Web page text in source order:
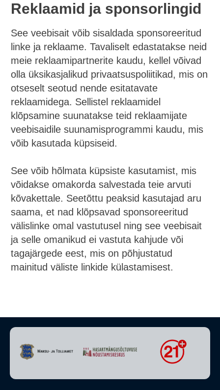
Reklaamid ja sponsorlingid
See veebisait võib sisaldada sponsoreeritud
linke ja reklaame. Tavaliselt edastatakse neid
meie reklaamipartnerite kaudu, kellel võivad
olla üksikasjalikud privaatsuspoliitikad, mis on
otseselt seotud nende esitatavate
reklaamidega. Sellistel reklaamidel
klõpsamine suunatakse teid reklaamijate
veebisaidile suunamisprogrammi kaudu, mis
võib kasutada küpsiseid.
See võib hõlmata küpsiste kasutamist, mis
võidakse omakorda salvestada teie arvuti
kõvakettale. Seetõttu peaksid kasutajad aru
saama, et nad klõpsavad sponsoreeritud
välislinke omal vastutusel ning see veebisait
ja selle omanikud ei vastuta kahjude või
tagajärgede eest, mis on põhjustatud
mainitud väliste linkide külastamisest.